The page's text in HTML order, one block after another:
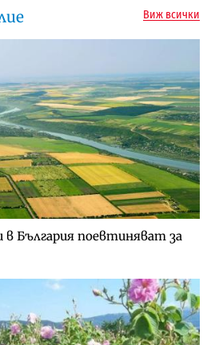
Виж всички
в България поевтиняват за